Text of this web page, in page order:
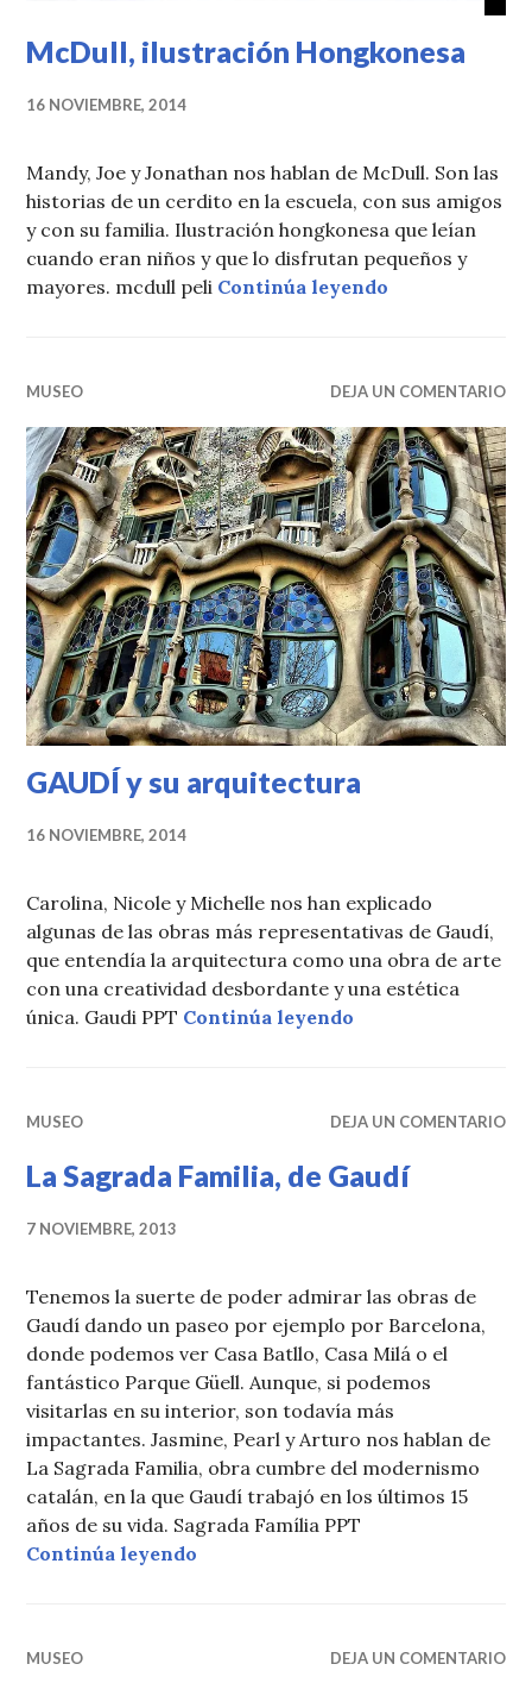
McDull, ilustración Hongkonesa
16 NOVIEMBRE, 2014
Mandy, Joe y Jonathan nos hablan de McDull. Son las
historias de un cerdito en la escuela, con sus amigos
y con su familia. Ilustración hongkonesa que leían
cuando eran niños y que lo disfrutan pequeños y
mayores. mcdull peli Continúa leyendo
MUSEO DEJA UN COMENTARIO
GAUDÍ y su arquitectura
16 NOVIEMBRE, 2014
Carolina, Nicole y Michelle nos han explicado
algunas de las obras más representativas de Gaudí,
que entendía la arquitectura como una obra de arte
con una creatividad desbordante y una estética
única. Gaudi PPT Continúa leyendo
MUSEO DEJA UN COMENTARIO
La Sagrada Familia, de Gaudí
7 NOVIEMBRE, 2013
Tenemos la suerte de poder admirar las obras de
Gaudí dando un paseo por ejemplo por Barcelona,
donde podemos ver Casa Batllo, Casa Milá o el
fantástico Parque Güell. Aunque, si podemos
visitarlas en su interior, son todavía más
impactantes. Jasmine, Pearl y Arturo nos hablan de
La Sagrada Familia, obra cumbre del modernismo
catalán, en la que Gaudí trabajó en los últimos 15
años de su vida. Sagrada Família PPT
Continúa leyendo
MUSEO DEJA UN COMENTARIO